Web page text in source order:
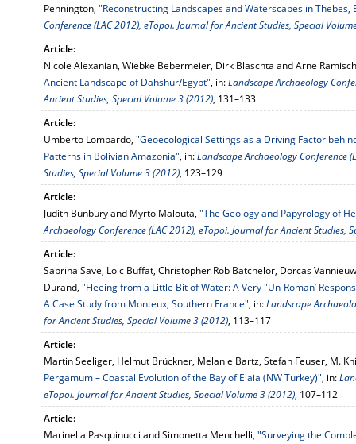
Pennington, "Reconstructing Landscapes and Waterscapes in Thebes,
Conference (LAC 2012), eTopoi. Journal for Ancient Studies, Special
Article:
Nicole Alexanian, Wiebke Bebermeier, Dirk Blaschta and Arne
Ancient Landscape of Dahshur/Egypt", in:Landscape Archaeology
Ancient Studies, Special Volume 3 (2012), 131–133
Article:
Umberto Lombardo, "Geoecological Settings as a Driving Factor
Patterns in Bolivian Amazonia", in:Landscape Archaeology Conference
Studies, Special Volume 3 (2012), 123–129
Article:
Judith Bunbury and Myrto Malouta, "The Geology and Papyrology of
Archaeology Conference (LAC 2012), eTopoi. Journal for Ancient Studies,
Article:
Sabrina Save, Loïc Buffat, Christopher Rob Batchelor, Dorcas
Durand, "Fleeing from a Little Bit of Water: A Very "Un-Roman’
A Case Study from Monteux, Southern France", in:Landscape
for Ancient Studies, Special Volume 3 (2012), 113–117
Article:
Martin Seeliger, Helmut Brückner, Melanie Bartz, Stefan Feuser, M.
Pergamum – Coastal Evolution of the Bay of Elaia (NW Turkey)", in:
eTopoi. Journal for Ancient Studies, Special Volume 3 (2012), 107–112
Article:
Marinella Pasquinucci and Simonetta Menchelli, "Surveying the